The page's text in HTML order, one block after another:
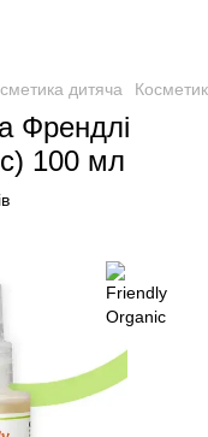
дитяча
Френдлі
100 мл